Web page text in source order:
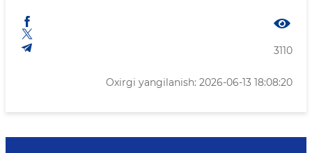
3110
Oxirgi yangilanish: 2026-06-13 18:08:20